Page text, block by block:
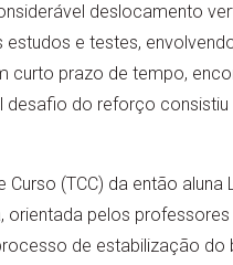
deslocamento
e testes,
prazo de tempo,
do reforço
(TCC) da então aluna
pelos
de estabilização do